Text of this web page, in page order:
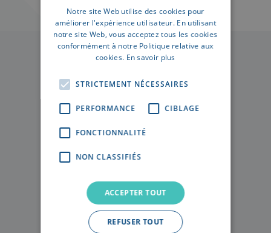
Investir dans immobilier
Jobs
Questions frequentes
FRENCH
Notre site Web utilise des cookies pour
améliorer l'expérience utilisateur. En utilisant
notre site Web, vous acceptez tous les cookies
conformément à notre Politique relative aux
cookies. En savoir plus
STRICTEMENT NÉCESSAIRES
PERFORMANCE CIBLAGE
FONCTIONNALITÉ
NON CLASSIFIÉS
ACCEPTER TOUT
REFUSER TOUT